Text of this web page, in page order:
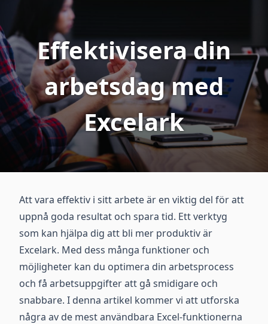
Effektivisera din
arbetsdag med
Excelark
Att vara effektiv i sitt arbete är en viktig del för att
uppnå goda resultat och spara tid. Ett verktyg
som kan hjälpa dig att bli mer produktiv är
Excelark. Med dess många funktioner och
möjligheter kan du optimera din arbetsprocess
och få arbetsuppgifter att gå smidigare och
snabbare. I denna artikel kommer vi att utforska
några av de mest användbara Excel-funktionerna